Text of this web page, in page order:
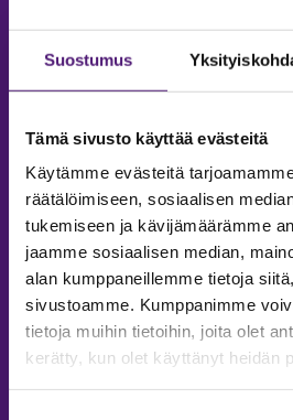
Suostumus
Tämä sivusto käyttää evästeitä
Käytämme evästeitä
räätälöimiseen, sosiaalisen
tukemiseen ja kävijämäärämme
jaamme sosiaalisen median,
alan kumppaneillemme tietoja
sivustoamme. Kumppanimme
tietoja muihin tietoihin, joita olet
kerätty, kun olet käyttänyt heidän
MAJOITUS
Tiedustelut &